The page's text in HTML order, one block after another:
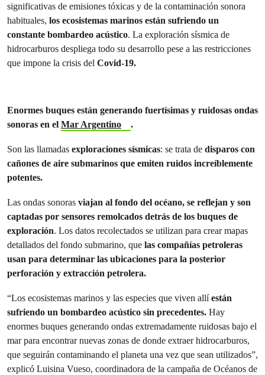
significativas de emisiones tóxicas y de la contaminación sonora
habituales, los ecosistemas marinos están sufriendo un
constante bombardeo acústico. La exploración sísmica de
hidrocarburos despliega todo su desarrollo pese a las restricciones
que impone la crisis del Covid-19.
Enormes buques están generando fuertísimas y ruidosas ondas
sonoras en el Mar Argentino .
Son las llamadas exploraciones sísmicas: se trata de disparos con
cañones de aire submarinos que emiten ruidos increíblemente
potentes.
Las ondas sonoras viajan al fondo del océano, se reflejan y son
captadas por sensores remolcados detrás de los buques de
exploración. Los datos recolectados se utilizan para crear mapas
detallados del fondo submarino, que las compañías petroleras
usan para determinar las ubicaciones para la posterior
perforación y extracción petrolera.
“Los ecosistemas marinos y las especies que viven allíestán
sufriendo un bombardeo acústico sin precedentes. Hay
enormes buques generando ondas extremadamente ruidosas bajo el
mar para encontrar nuevas zonas de donde extraer hidrocarburos,
que seguirán contaminando el planeta una vez que sean utilizados”,
explicó Luisina Vueso, coordinadora de la campaña de Océanos de